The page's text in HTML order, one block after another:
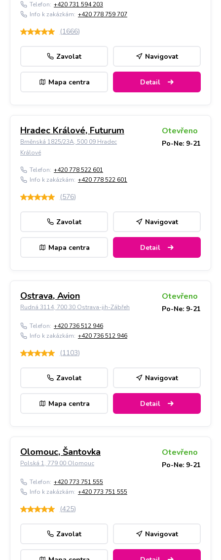
Telefon: +420 731 594 203
Info k zakázkám: +420 778 759 707
(1666)
Zavolat Navigovat
Mapa centra Detail
Hradec Králové, Futurum
Brněnská 1825/23A, 500 09 Hradec
Králové
Otevřeno
Po-Ne: 9-21
Telefon: +420 778 522 601
Info k zakázkám: +420 778 522 601
(576)
Zavolat Navigovat
Mapa centra Detail
Ostrava, Avion
Rudná 3114, 700 30 Ostrava-jih-Zábřeh
Otevřeno
Po-Ne: 9-21
Telefon: +420 736 512 946
Info k zakázkám: +420 736 512 946
(1103)
Zavolat Navigovat
Mapa centra Detail
Olomouc, Šantovka
Polská 1, 779 00 Olomouc
Otevřeno
Po-Ne: 9-21
Telefon: +420 773 751 555
Info k zakázkám: +420 773 751 555
(425)
Zavolat Navigovat